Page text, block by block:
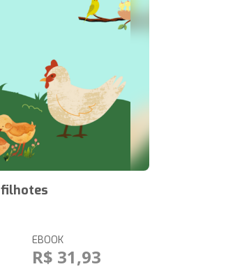
filhotes
EBOOK
R$ 31,93